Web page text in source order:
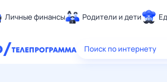
Личные финансы Родители и дети
Здоровье
Поиск по интернету